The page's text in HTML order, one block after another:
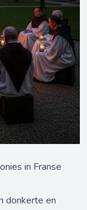
in Franse
donkerte en